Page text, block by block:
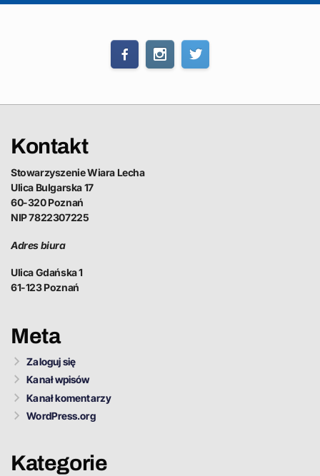
Kontakt
Stowarzyszenie Wiara Lecha
Ulica Bulgarska 17
60-320 Poznań
NIP 7822307225
Adres biura
Ulica Gdańska 1
61-123 Poznań
Meta
Zaloguj się
Kanał wpisów
Kanał komentarzy
WordPress.org
Kategorie